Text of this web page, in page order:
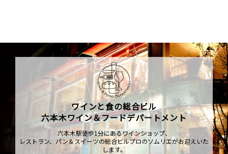
ワインと食の総合ビル
六本木ワイン＆フードデパートメント
六本木駅徒歩1分にあるワインショップ、
レストラン、パン＆スイーツの総合ビルプロのソムリエがお迎えいた
します。